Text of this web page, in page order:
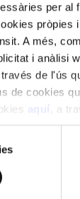
per al
A més,
i anàlisi
de l'ús
de cookies
aquí
, a